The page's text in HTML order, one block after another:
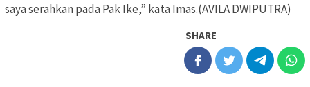
saya serahkan pada Pak Ike,” kata Imas.(AVILA DWIPUTRA)
SHARE